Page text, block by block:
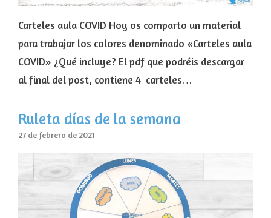
Carteles aula COVID Hoy os comparto un material
para trabajar los colores denominado «Carteles aula
COVID» ¿Qué incluye? El pdf que podréis descargar
al final del post, contiene 4 carteles…
Ruleta días de la semana
27 de febrero de 2021